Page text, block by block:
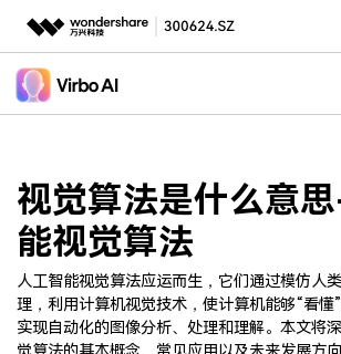
推荐产品
新闻中心
关于万兴
加入我们
核心卖点
适用人群
视觉算法是什么意
能视觉算法
人工智能视觉算法应运而生，它们通过模仿人
理，利用计算机视觉技术，使计算机能够“看懂
实现自动化的图像分析、处理和理解。本文将